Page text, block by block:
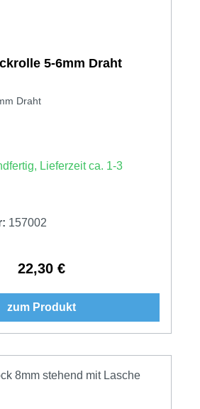
5-6mm Draht
Draht
Lieferzeit ca. 1-3
157002
Regulärer Preis:
22,30 €
zum Produkt